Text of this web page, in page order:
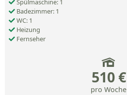
Spülmaschine: 1
Badezimmer: 1
WC: 1
Heizung
Fernseher
510 €
pro Woche